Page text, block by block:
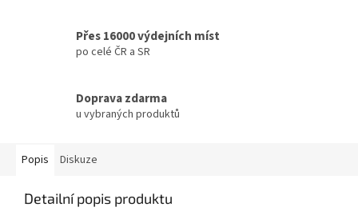
Přes 16000 výdejních míst
po celé ČR a SR
Doprava zdarma
u vybraných produktů
Popis Diskuze
Detailní popis produktu